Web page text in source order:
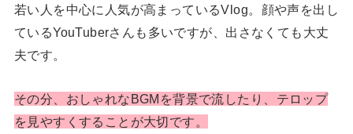
若い人を中心に人気が高まっているVlog。顔や声を出し
ているYouTuberさんも多いですが、出さなくても大丈
夫です。
その分、おしゃれなBGMを背景で流したり、テロップ
を見やすくすることが大切です。